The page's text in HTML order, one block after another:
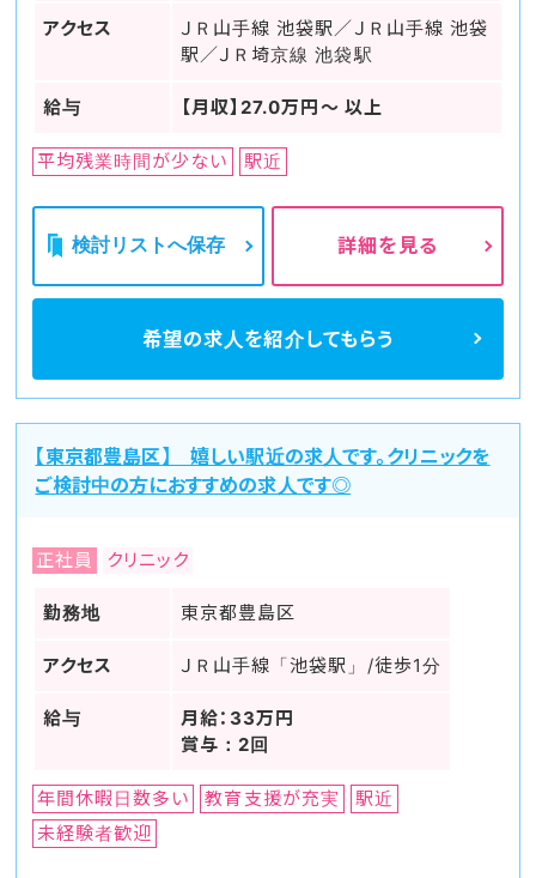
アクセス
ＪＲ山手線 池袋駅／ＪＲ山手線 池袋
駅／ＪＲ埼京線 池袋駅
給与 【月収】27.0万円～ 以上
平均残業時間が少ない 駅近
検討リストへ保存 詳細を見る
希望の求人を紹介してもらう
【東京都豊島区】 嬉しい駅近の求人です。クリニックを
ご検討中の方におすすめの求人です◎
正社員 クリニック
勤務地 東京都豊島区
アクセス ＪＲ山手線「池袋駅」/徒歩1分
給与
月給：33万円
賞与：2回
年間休暇日数多い 教育支援が充実
駅近
未経験者歓迎